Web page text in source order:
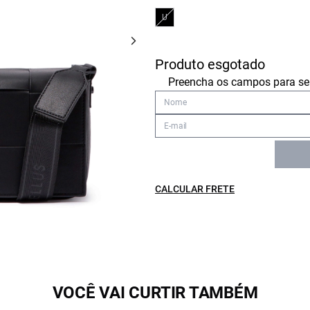
U
Produto esgotado
Preencha os campos para
CALCULAR FRETE
VOCÊ VAI CURTIR TAMBÉM